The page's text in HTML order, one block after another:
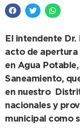
El intendente Dr.
acto de apertura
en Agua
Saneamiento,
en nuestro
nacionales y
municipal como